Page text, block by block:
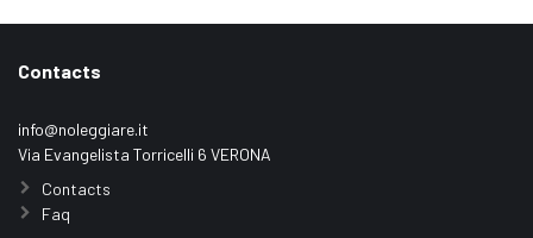
Contacts
info@noleggiare.it
Via Evangelista Torricelli 6 VERONA
Contacts
Faq